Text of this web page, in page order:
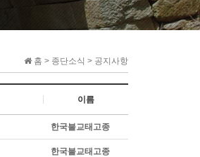
홈 > 종단소식 > 공지사항
이름
한국불교태고종
한국불교태고종